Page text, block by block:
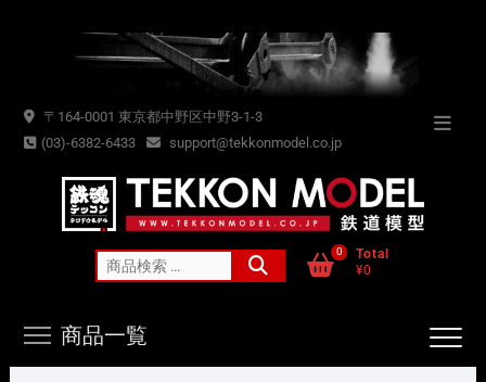
〒164-0001 東京都中野区中野3-1-3
(03)-6382-6433
support@tekkonmodel.co.jp
索
0
Total
¥0
商品一覧